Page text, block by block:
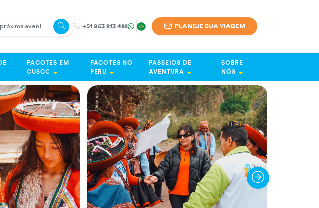
+51 963 213 482 PLANEJE SUA VIAGEM
PACOTES EM
CUSCO
PACOTES NO
PERU
PASSEIOS DE
AVENTURA
SOBRE
NÓS